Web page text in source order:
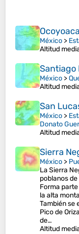
México >
Altitud
Santiago
México >
Altitud
San
México >
Donato
Altitud
Sierra
México >
La Sierra
poblanos
Forma
la alta
También se
Pico de
de…
Altitud